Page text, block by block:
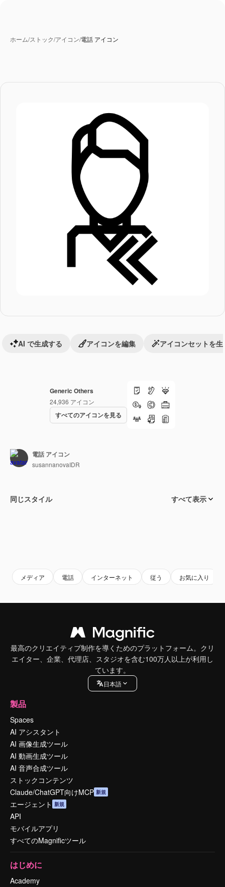
ホーム/ストック/アイコン/電話 アイコン
Generic Others
24,936 アイコン
すべてのアイコンを見る
AI で生成する アイコンを編集 アイコンセットを生
電話 アイコン
susannanovaIDR
同じスタイル すべて表示
メディア 電話 インターネット 従う お気に入り
最高のクリエイティブ制作を導くためのプラットフォーム。クリ
エイター、企業、代理店、スタジオを含む100万人以上が利用し
ています。
日本語
製品
Spaces
AI アシスタント
AI 画像生成ツール
AI 動画生成ツール
AI 音声合成ツール
ストックコンテンツ
Claude/ChatGPT向けMCP 新規
エージェント 新規
API
モバイルアプリ
すべてのMagnificツール
はじめに
Academy